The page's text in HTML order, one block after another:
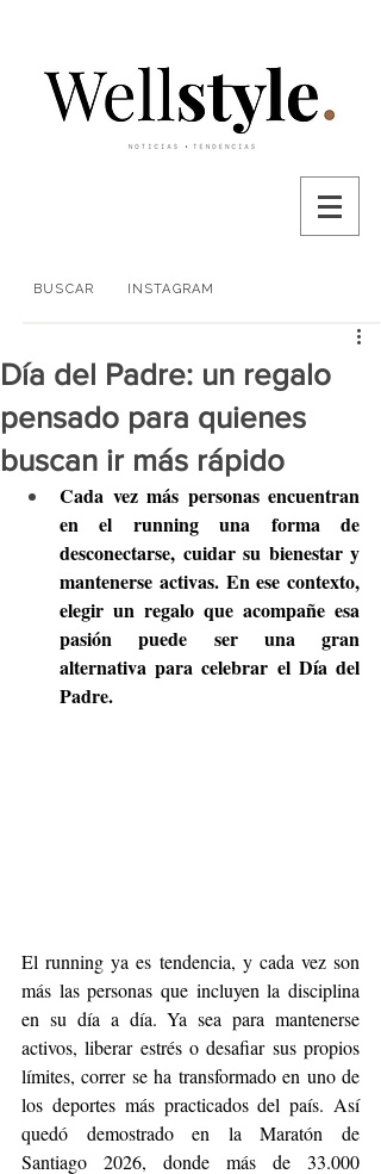
BUSCAR INSTAGRAM
Día del Padre: un regalo
pensado para quienes
buscan ir más rápido
Cada vez más personas encuentran
en el running una forma de
desconectarse, cuidar su bienestar y
mantenerse activas. En ese contexto,
elegir un regalo que acompañe esa
pasión puede ser una gran
alternativa para celebrar el Día del
Padre.
El running ya es tendencia, y cada vez son
más las personas que incluyen la disciplina
en su día a día. Ya sea para mantenerse
activos, liberar estrés o desafiar sus propios
límites, correr se ha transformado en uno de
los deportes más practicados del país. Así
quedó demostrado en la Maratón de
Santiago 2026, donde más de 33.000